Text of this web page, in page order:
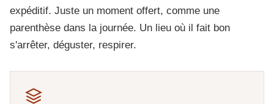
expéditif. Juste un moment offert, comme une
parenthèse dans la journée. Un lieu où il fait bon
s'arrêter, déguster, respirer.